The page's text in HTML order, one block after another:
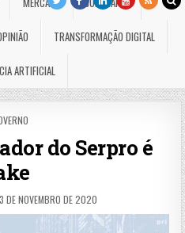
TRANSFORMAÇÃO DIGITAL
ARTIFICIAL
do Serpro é
DE NOVEMBRO DE 2020